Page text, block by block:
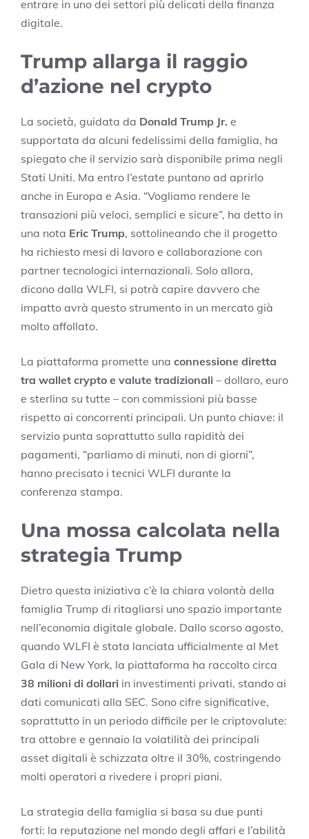
entrare in uno dei settori più delicati della finanza
digitale.
Trump allarga il raggio
d’azione nel crypto
La società, guidata da Donald Trump Jr. e
supportata da alcuni fedelissimi della famiglia, ha
spiegato che il servizio sarà disponibile prima negli
Stati Uniti. Ma entro l’estate puntano ad aprirlo
anche in Europa e Asia. “Vogliamo rendere le
transazioni più veloci, semplici e sicure”, ha detto in
una nota Eric Trump, sottolineando che il progetto
ha richiesto mesi di lavoro e collaborazione con
partner tecnologici internazionali. Solo allora,
dicono dalla WLFI, si potrà capire davvero che
impatto avrà questo strumento in un mercato già
molto affollato.
La piattaforma promette una connessione diretta
tra wallet crypto e valute tradizionali – dollaro, euro
e sterlina su tutte – con commissioni più basse
rispetto ai concorrenti principali. Un punto chiave: il
servizio punta soprattutto sulla rapidità dei
pagamenti, “parliamo di minuti, non di giorni”,
hanno precisato i tecnici WLFI durante la
conferenza stampa.
Una mossa calcolata nella
strategia Trump
Dietro questa iniziativa c’è la chiara volontà della
famiglia Trump di ritagliarsi uno spazio importante
nell’economia digitale globale. Dallo scorso agosto,
quando WLFI è stata lanciata ufficialmente al Met
Gala di New York, la piattaforma ha raccolto circa
38 milioni di dollari in investimenti privati, stando ai
dati comunicati alla SEC. Sono cifre significative,
soprattutto in un periodo difficile per le criptovalute:
tra ottobre e gennaio la volatilità dei principali
asset digitali è schizzata oltre il 30%, costringendo
molti operatori a rivedere i propri piani.
La strategia della famiglia si basa su due punti
forti: la reputazione nel mondo degli affari e l’abilità